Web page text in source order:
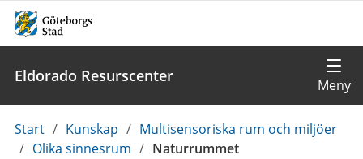
Eldorado Resurscenter
Du
är
Start / Kunskap / Multisensoriska rum och miljöer
/ Olika sinnesrum / Naturrummet